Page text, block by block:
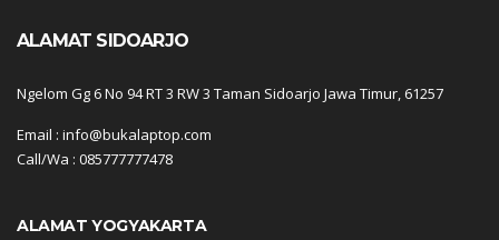
ALAMAT SIDOARJO
Ngelom Gg 6 No 94 RT 3 RW 3 Taman Sidoarjo Jawa Timur, 61257
Email : info@bukalaptop.com
Call/Wa : 085777777478
ALAMAT YOGYAKARTA